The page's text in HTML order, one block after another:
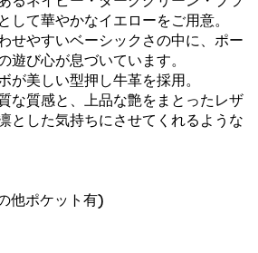
して華やかなイエローをご用意。
せやすいベーシックさの中に、ポー
遊び心が息づいています。
が美しい型押し牛革を採用。
な質感と、上品な艶をまとったレザ
とした気持ちにさせてくれるような
他ポケット有)